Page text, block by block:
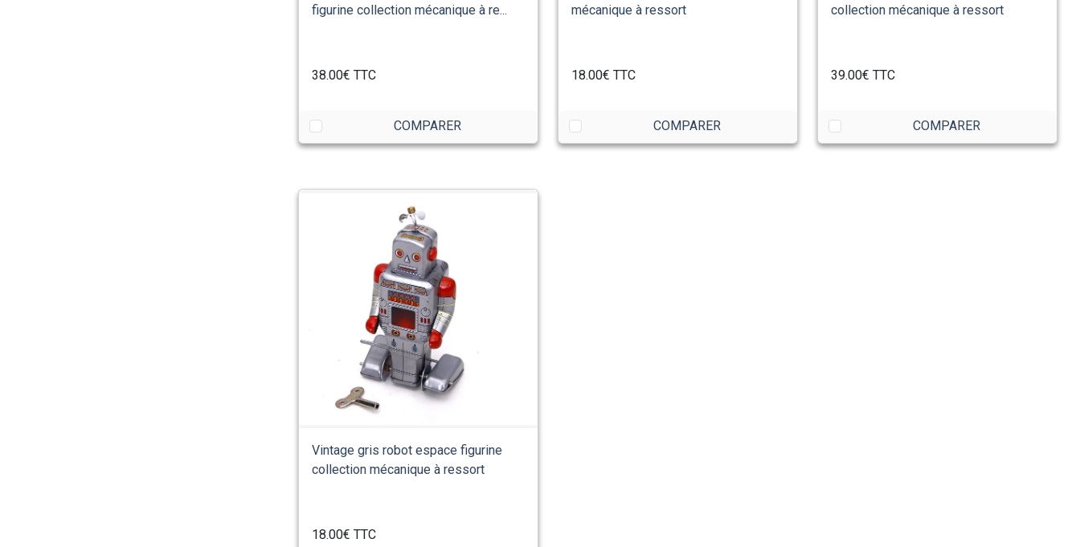
figurine collection mécanique à re...
38.00€ TTC
COMPARER
mécanique à ressort
18.00€ TTC
COMPARER
collection mécanique à ressort
39.00€ TTC
COMPARER
Vintage gris robot espace figurine
collection mécanique à ressort
18.00€ TTC